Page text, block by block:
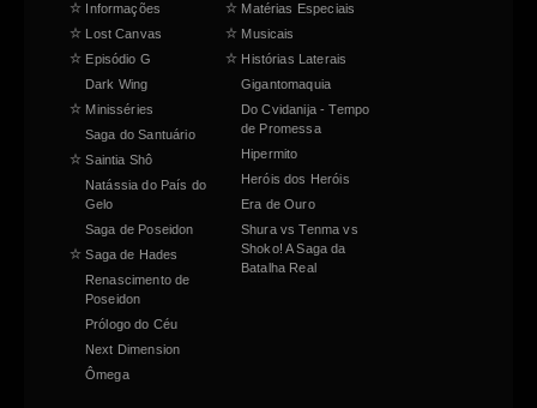
☆ Informações
☆ Lost Canvas
☆ Episódio G
Dark Wing
☆ Minisséries
Saga do Santuário
☆ Saintia Shô
Natássia do País do
Gelo
Saga de Poseidon
☆ Saga de Hades
Renascimento de
Poseidon
Prólogo do Céu
Next Dimension
Ômega
☆ Matérias Especiais
☆ Musicais
☆ Histórias Laterais
Gigantomaquia
Do Cvidanija - Tempo
de Promessa
Hipermito
Heróis dos Heróis
Era de Ouro
Shura vs Tenma vs
Shoko! A Saga da
Batalha Real